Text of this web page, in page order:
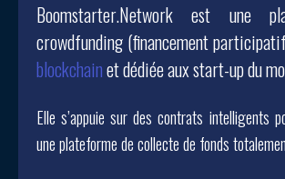
Boomstarter.Network est une
crowdfunding (financement
blockchainet dédiée aux start-up du
Elle s’appuie sur des contrats intelligents
une plateforme de collecte de fonds